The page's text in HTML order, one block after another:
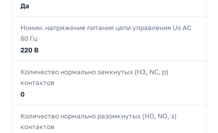
Да
Номин. напряжение питания цепи управления Us AC
60 Гц
220 В
Количество нормально замкнутых (НЗ, NC, р)
контактов
0
Количество нормально разомкнутых (НО, NO, з)
контактов